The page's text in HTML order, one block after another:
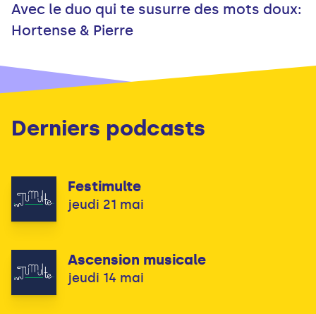
Avec le duo qui te susurre des mots doux:
Hortense & Pierre
Derniers podcasts
Festimulte
jeudi 21 mai
Ascension musicale
jeudi 14 mai